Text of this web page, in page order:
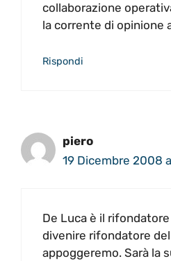
collaborazione
la corrente di opinione
Rispondi
piero
19 Dicembre 2008
De Luca è il
divenire rifondatore
appoggeremo. Sarà la